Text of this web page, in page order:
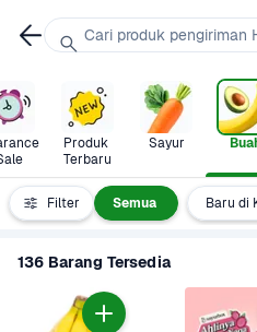
Produk
Terbaru
Sayur
Filter Semua Baru di
136 Barang Tersedia
Cari produk pengiriman